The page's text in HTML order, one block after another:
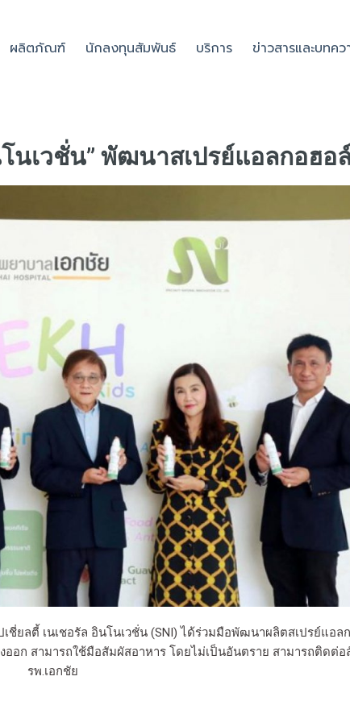
ผลิตภัณฑ์ นักลงทุนสัมพันธ์ บริการ ข่าวสารและบทคว
นเวชั่น” พัฒนาสเปรย์แอลกอฮอล์
ยลตี้ เนเชอรัล อินโนเวชั่น (SNI) ได้ร่วมมือพัฒนาผลิตสเปรย์แอลก
อก สามารถใช้มือสัมผัสอาหาร โดยไม่เป็นอันตราย สามารถติดต่
รพ.เอกชัย